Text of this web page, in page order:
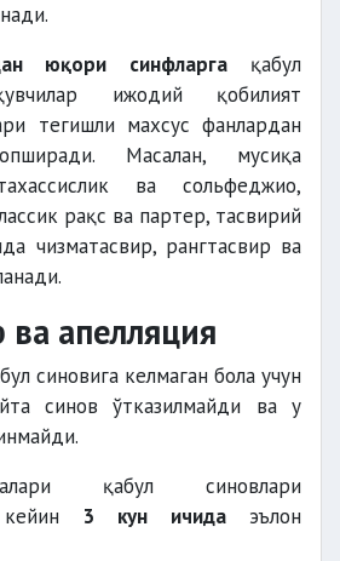
юқори синфларгақабул
ижодий қобилият
тегишли махсус фанлардан
Масалан, мусиқа
ва сольфеджио,
рақс ва партер, тасвирий
чизматасвир, рангтасвир ва
апелляция
синовига келмаган бола учун
синов ўтказилмайди ва у
қабул синовлари
кейин 3 кун ичидаэълон